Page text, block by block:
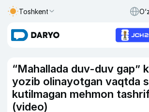
Toshkent
“Mahallada duv-duv gap”
yozib olinayotgan vaqtda
kutilmagan mehmon
(video)